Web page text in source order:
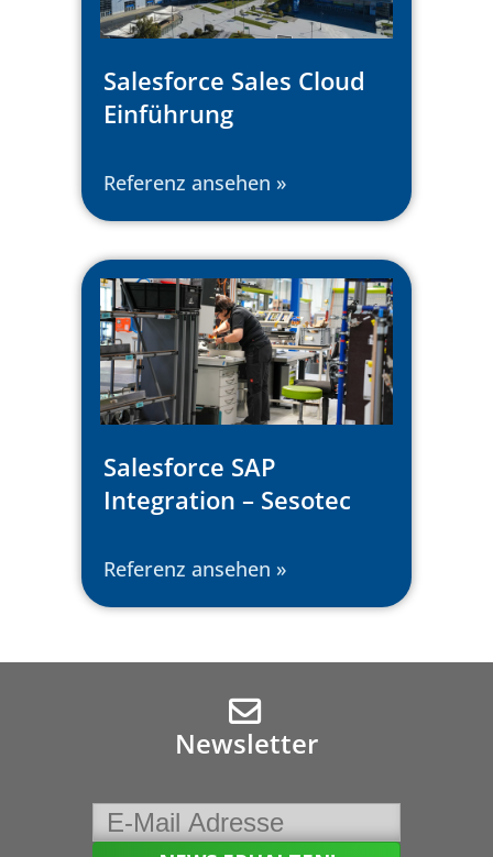
Salesforce Sales Cloud
Einführung
Referenz ansehen »
Salesforce SAP
Integration – Sesotec
Referenz ansehen »
Newsletter